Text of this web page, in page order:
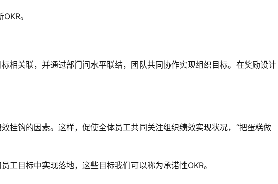
。
相关联，并通过部门间水平联结，团队共同协作实现组织目标。在奖励设计
挂钩的因素。这样，促使全体员工共同关注组织绩效实现状况，“把蛋糕做
工目标中实现落地，这些目标我们可以称为承诺性OKR。